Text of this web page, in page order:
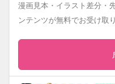
漫画見本・イラスト差分・
ンテンツが無料でお受け取